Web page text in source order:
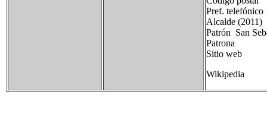
Pref.
Alcalde
Patrón San
Patrona
Sitio web
Wikipedia